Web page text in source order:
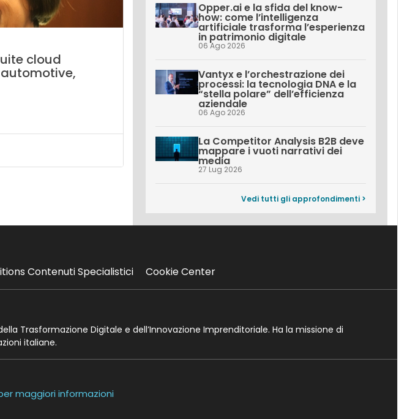
cloud
Opper.ai e la sfida del know-
how: come l’intelligenza
artificiale trasforma l’esperienza
in patrimonio digitale
06 Ago 2026
Vantyx e l’orchestrazione dei
processi: la tecnologia DNA e la
“stella polare” dell’efficienza
aziendale
06 Ago 2026
La Competitor Analysis B2B deve
mappare i vuoti narrativi dei
media
27 Lug 2026
Vedi tutti gli approfondimenti >
Contenuti Specialistici Cookie Center
Trasformazione Digitale e dell’Innovazione Imprenditoriale. Ha la missione di
italiane.
maggiori informazioni